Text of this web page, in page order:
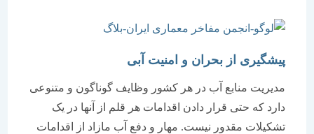
پیشگیری از بحران و امنیت آبی
مدیریت منابع آب در هر کشور وظایف گوناگون و متنوعی
دارد که حتی قرار دادن اقدامات هر قلم از آنها در یک
تشکیلات مقدور نیست. مهار و دفع آب مازاد از اقدامات